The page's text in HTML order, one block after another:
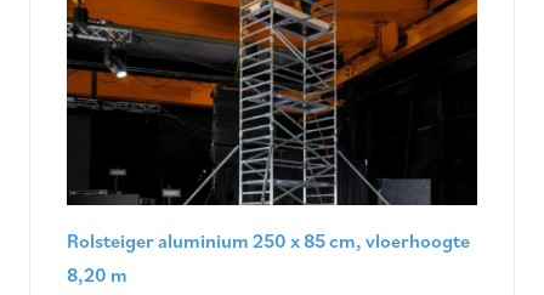
Rolsteiger aluminium 250 x 85 cm, vloerhoogte
8,20 m